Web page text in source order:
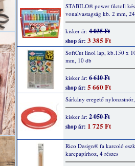
STABILO® power filctoll
vonalvastagság kb. 2 mm,
kisker ár: 4 035 Ft
shop ár: 3 385 Ft
SoftCut linol lap, kb.150 x
mm, 10 db
kisker ár: 6 610 Ft
shop ár: 5 660 Ft
Sárkány eregető
kisker ár: 2 050 Ft
shop ár: 1 725 Ft
Rico Design® fa karcoló
karcpapírhoz, 4 részes